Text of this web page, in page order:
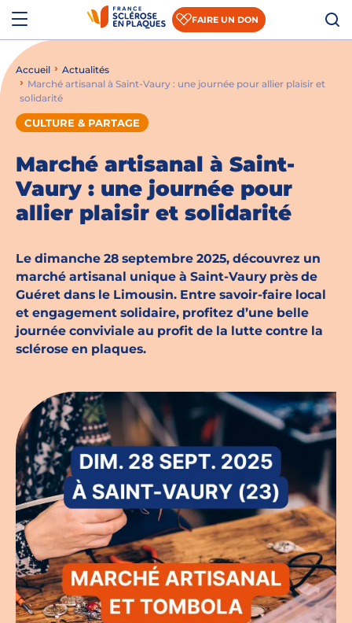
Aller au contenu
Aller à la recherche
FAIRE UN DON
Qui sommes-nous ?
S’informer sur la recherche
Nous rejoindre
Actualités
Espace presse
Mon compte
Accueil
Actualités
Marché artisanal à Saint-Vaury : une journée pour allier plaisir et
solidarité
CULTURE & PARTAGE
Marché artisanal à Saint-
Vaury : une journée pour
allier plaisir et solidarité
Le dimanche 28 septembre 2025, découvrez un
marché artisanal unique à Saint-Vaury près de
Guéret dans le Limousin. Entre savoir-faire local
et engagement solidaire, profitez d’une belle
journée conviviale au profit de la lutte contre la
sclérose en plaques.